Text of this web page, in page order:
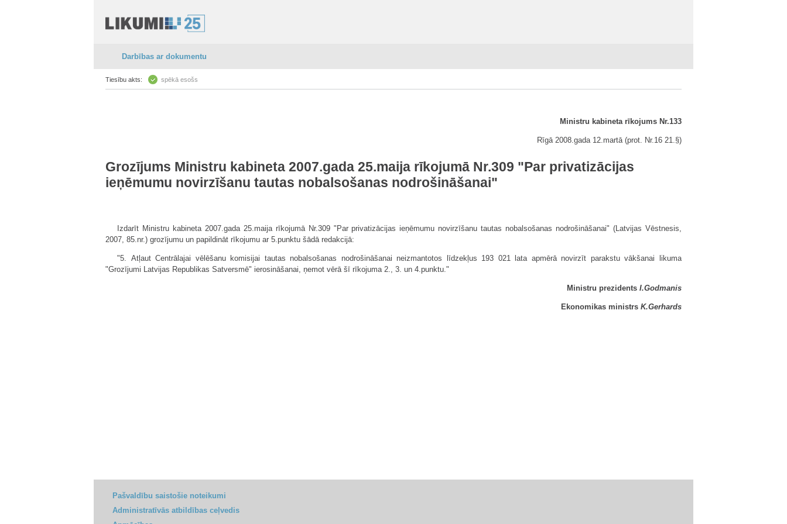
Darbības ar dokumentu
Tiesību akts: spēkā esošs
Ministru kabineta rīkojums Nr.133
Rīgā 2008.gada 12.martā (prot. Nr.16 21.§)
Grozījums Ministru kabineta 2007.gada 25.maija rīkojumā Nr.309 "Par privatizācijas
ieņēmumu novirzīšanu tautas nobalsošanas nodrošināšanai"
Izdarīt Ministru kabineta 2007.gada 25.maija rīkojumā Nr.309 "Par privatizācijas ieņēmumu novirzīšanu tautas nobalsošanas nodrošināšanai" (Latvijas Vēstnesis,
2007, 85.nr.) grozījumu un papildināt rīkojumu ar 5.punktu šādā redakcijā:
"5. Atļaut Centrālajai vēlēšanu komisijai tautas nobalsošanas nodrošinā­šanai neizmantotos līdzekļus 193 021 lata apmērā novirzīt parakstu vākšanai likuma
"Grozījumi Latvijas Republikas Satversmē" ierosināšanai, ņemot vērā šī rīkojuma 2., 3. un 4.punktu."
Ministru prezidents I.Godmanis
Ekonomikas ministrs K.Gerhards
Pašvaldību saistošie noteikumi
Administratīvās atbildības ceļvedis